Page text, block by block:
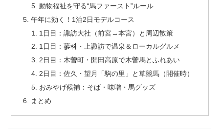
動物福祉を守る“馬ファースト”ルール
午年に効く！1泊2日モデルコース
1日目：諏訪大社（前宮→本宮）と周辺散策
1日目：蓼科・上諏訪で温泉＆ローカルグルメ
2日目：木曽町・開田高原で木曽馬とふれあい
2日目：佐久・望月「駒の里」と草競馬（開催時）
おみやげ候補：そば・味噌・馬グッズ
まとめ